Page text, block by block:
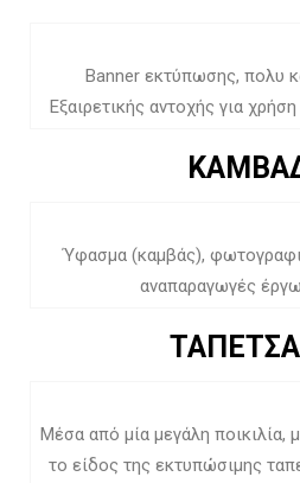
Banner εκτύπωσης, πολυ
Εξαιρετικής αντοχής για
Ύφασμα (καμβάς),
αναπαραγωγές
Μέσα από μία μεγάλη ποικιλία,
το είδος της εκτυπώσιμης